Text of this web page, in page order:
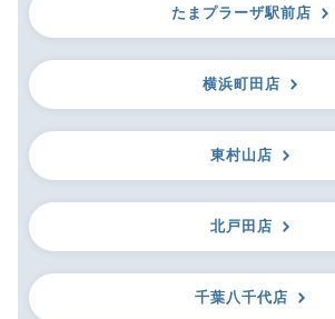
たまプラーザ駅前店
横浜町田店
東村山店
北戸田店
千葉八千代店